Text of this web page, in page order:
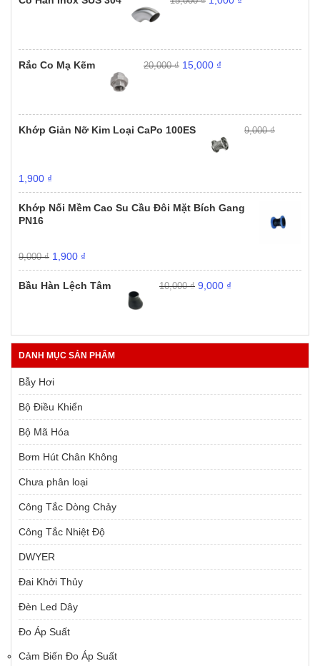
gốc
Rắc Co Mạ Kẽm
20,000₫
gốc
15,000 ₫
Khớp Giản Nỡ Kim Loại CaPo 100ES
9,000₫
Giá
gốc
là:
9,000 ₫.
1,900 ₫
hiện
tại
Khớp Nối Mềm Cao Su Cầu Đôi Mặt Bích Gang
PN16
9,000₫ Giá
gốc
9,000 ₫.
1,900 ₫
hiện
tại
Bầu Hàn Lệch Tâm 10,000₫
gốc
9,000 ₫
DANH MỤC SẢN PHẨM
Bẫy Hơi
Bộ Điều Khiển
Bộ Mã Hóa
Bơm Hút Chân Không
Chưa phân loại
Công Tắc Dòng Chảy
Công Tắc Nhiệt Độ
DWYER
Đai Khởi Thủy
Đèn Led Dây
Đo Áp Suất
Cảm Biến Đo Áp Suất